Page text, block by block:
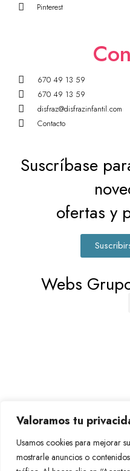
Valoramos tu
Usamos cookies para mejorar
mostrarle anuncios o
Pinterest
670 49 13 59
670 49 13 59
disfraz@disfrazinfantil.com
Contacto
Suscríbase
ofertas y
Webs
Grupo